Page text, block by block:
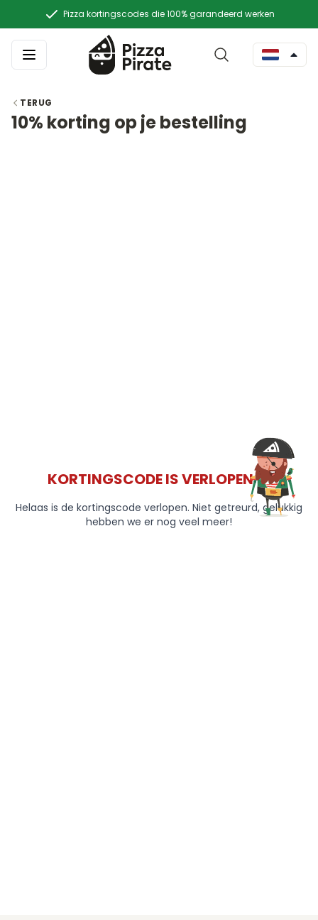
Pizza kortingscodes die 100% garandeerd werken
TERUG
10% korting op je bestelling
KORTINGSCODE IS VERLOPEN 😞
Helaas is de kortingscode verlopen. Niet getreurd, gelukkig
hebben we er nog veel meer!